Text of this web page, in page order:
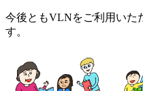
今後ともVLNをご利用いた
す。